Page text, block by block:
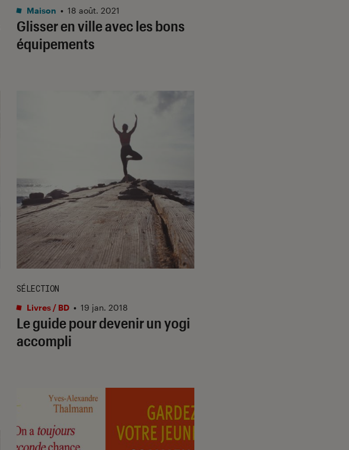
Glisser en ville avec les bons
équipements
Maison • 18 août. 2021
Le guide pour devenir un yogi
accompli
SÉLECTION
Livres / BD • 19 jan. 2018